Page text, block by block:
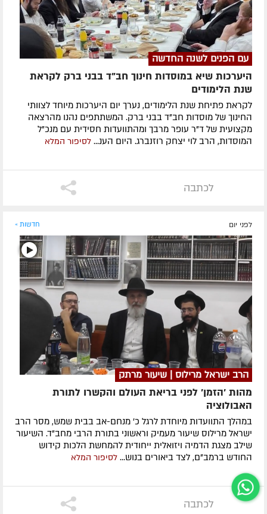
עם הפנים לשנה החדשה
היערכות שיא במוסדות חינוך חב"ד בבני ברק לקראת
שנת הלימודים
לקראת פתיחת שנת הלימודים, נערך יום היערכות מיוחד לצוותי
החינוך של מוסדות חב"ד בבני ברק. המשתתפים נהנו מהרצאה
מקצועית של ד"ר עופר מרבך ומהתוועדות חסידית עם מנכ"ל
המוסדות, הרב לוי יצחק רוזנברג. היום הענ... לסיפור המלא
לכתבה
לפני יום חדשות »
הרב ישראל מרילוס | שיעור מרתק
מהות 'הזמן' לפני בריאת העולם והקשרו לתורת
האבולוציה
במהלך התוועדות מיוחדת לרגל כ' מנחם-אב בבית שמש, מסר הרב
ישראל מרילוס שיעור מעמיק וראשוני בתורת הרבי מחב"ד. השיעור
שילב מצגת הדמיה ויזואלית ייחודית להמחשת הלכות קידוש
החודש ברמב"ם, לצד ביאורים בנוש... לסיפור המלא
לכתבה